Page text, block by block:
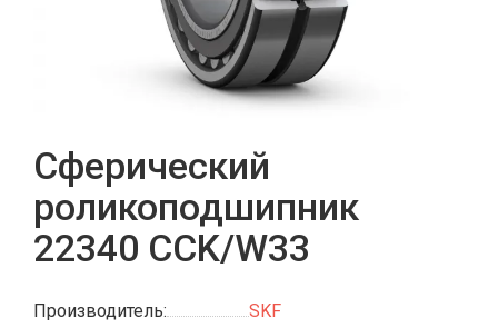
Сферический
роликоподшипник
22340 CCK/W33
Производитель:
SKF